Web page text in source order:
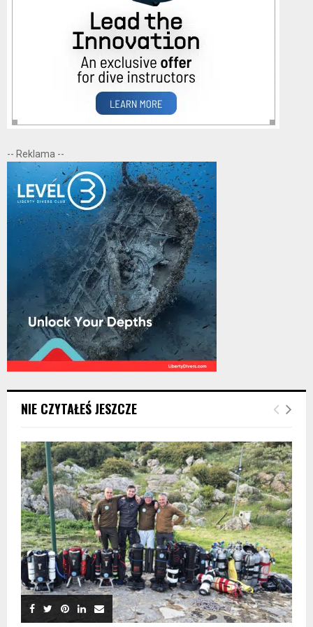
-- Reklama --
NIE CZYTAŁEŚ JESZCZE